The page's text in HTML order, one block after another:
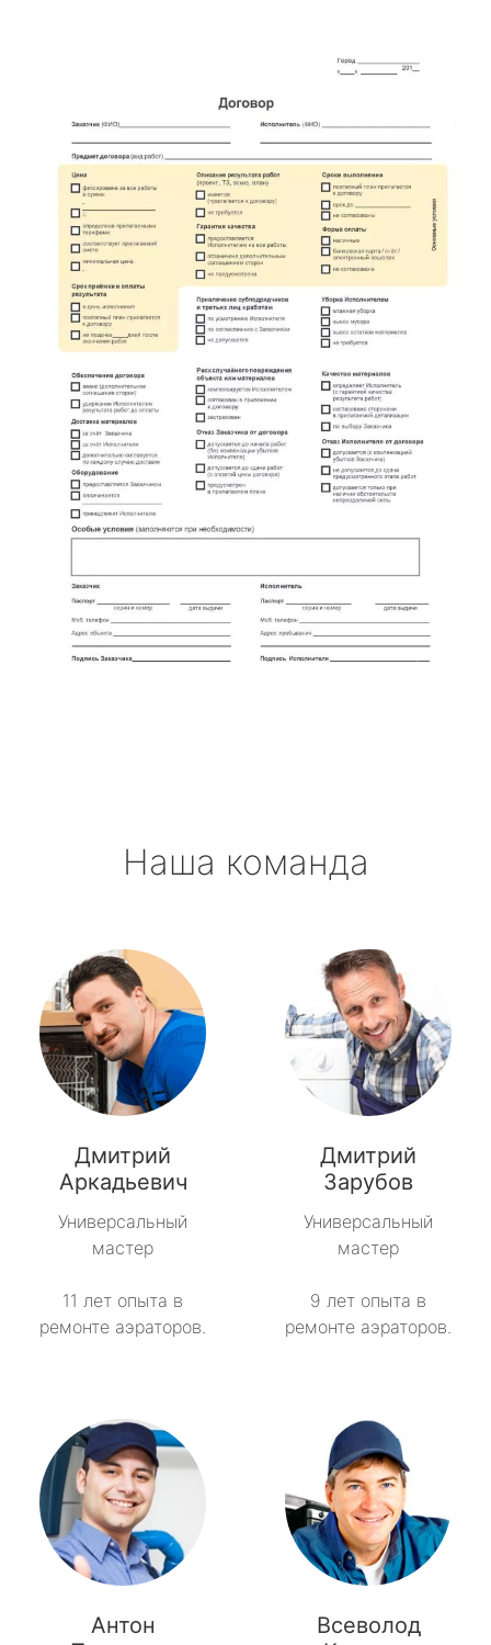
Наша команда
Дмитрий
Аркадьевич
Универсальный
мастер
11 лет опыта в
ремонте аэраторов.
Дмитрий
Зарубов
Универсальный
мастер
9 лет опыта в
ремонте аэраторов.
Антон
Всеволод